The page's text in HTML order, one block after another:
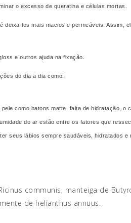
o excesso de queratina e células mortas.
deixa-los mais macios e permeáveis. Assim,
e outros ajuda na fixação.
do dia a dia como:
como batons matte, falta de hidratação, o
do ar estão entre os fatores que
seus lábios sempre saudáveis, hidratados e
communis, manteiga de
de helianthus annuus.